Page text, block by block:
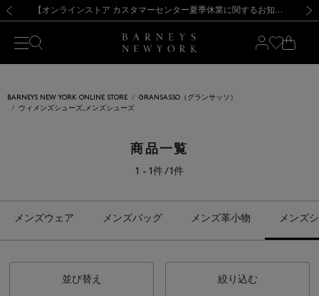
新規登録のお客様も対象！＜MY BARNEYS＞会員のお客様は11,000円（税込）以上のお買上げで常時送料無料！お買い物の際は会員登録を！
【夏季休業に伴う出荷一時停止のお知らせ】(2026.8.7) 【オンラインストア カスタマーセンター夏季休業に関するお知らせ】（2026.8.7）
【夏季休業に伴う返品・交換承り一時停止のお知らせ】（2026.8.5）
熊本県を中心とした地震の影響によるお荷物のお届けについて
【開催中】SUMMER SALEのご案内・ご注意事項 新規登録のお客様も対象！＜MY BARNEYS＞会員のお客様は11,000円（税込）以上のお買上げで常時送料無料！お買い物の際は会員登録を！
【夏季休業に伴う出荷一時停止のお知らせ】(2026.8.7)
BARNEYS NEW YORK ONLINE STORE
GRANSASSO（グランサッソ）
ウィメンズシューズ,メンズシューズ
商品一覧
1 - 1件 / 1件
メンズウェア メンズバッグ メンズ革小物 メンズ
並び替え 絞り込む